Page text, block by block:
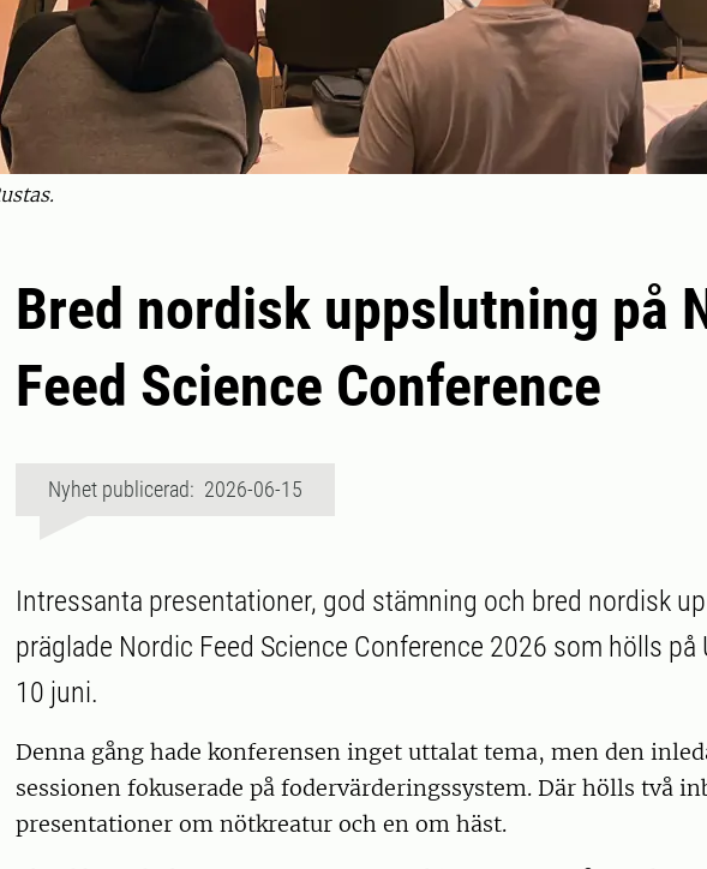
Bred nordisk uppslutning på
Feed Science Conference
Nyhet publicerad: 2026-06-15
Intressanta presentationer, god stämning och bred nordisk
präglade Nordic Feed Science Conference 2026 som hölls på
10 juni.
Denna gång hade konferensen inget uttalat tema, men den
sessionen fokuserade på fodervärderingssystem. Där hölls två
presentationer om nötkreatur och en om häst.